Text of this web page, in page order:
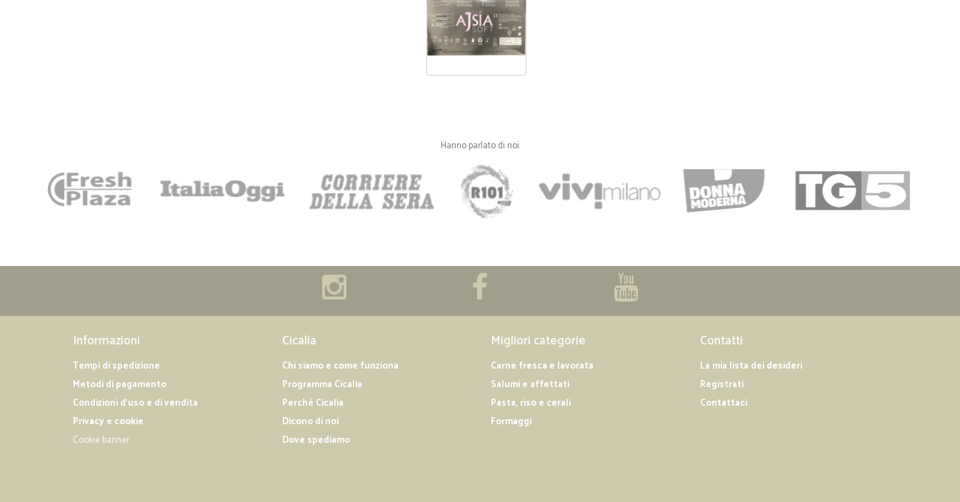
Hanno parlato di noi
Informazioni
Tempi di spedizione
Metodi di pagamento
Condizioni d'uso e di vendita
Privacy e cookie
Cookie banner
Cicalia
Chi siamo e come funziona
Programma Cicalia
Perché Cicalia
Dicono di noi
Dove spediamo
Migliori categorie
Carne fresca e lavorata
Salumi e affettati
Pasta, riso e cerali
Formaggi
Contatti
La mia lista dei desideri
Registrati
Contattaci